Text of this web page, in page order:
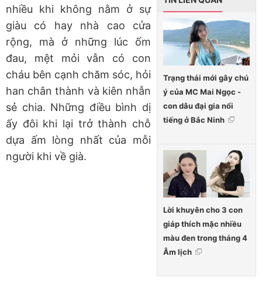
Trạng thái mới gây chú
ý của MC Mai Ngọc -
con dâu đại gia nổi
tiếng ở Bắc Ninh
Lời khuyên cho 3 con
giáp thích mặc nhiều
màu đen trong tháng 4
Âm lịch
nhiều khi không nằm ở sự
giàu có hay nhà cao cửa
rộng, mà ở những lúc ốm
đau, mệt mỏi vẫn có con
cháu bên cạnh chăm sóc, hỏi
han chân thành và kiên nhẫn
sẻ chia. Những điều bình dị
ấy đôi khi lại trở thành chỗ
dựa ấm lòng nhất của mỗi
người khi về già.